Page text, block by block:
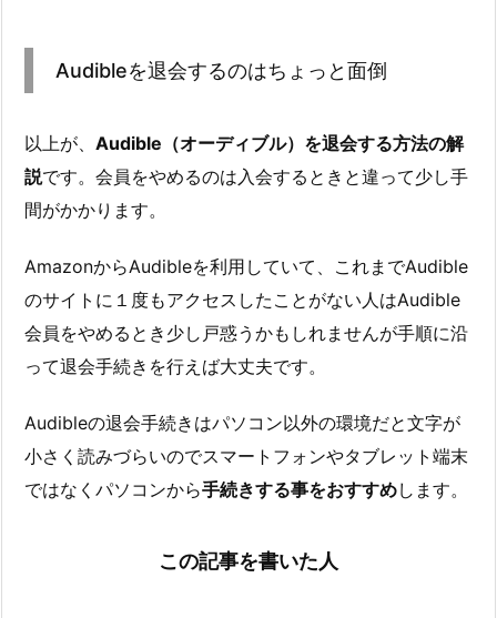
Audibleを退会するのはちょっと面倒
以上が、 Audible（オーディブル）を退会する方法の解
説です。会員をやめるのは入会するときと違って少し手
間がかかります。
AmazonからAudibleを利用していて、これまでAudible
のサイトに１度もアクセスしたことがない人はAudible
会員をやめるとき少し戸惑うかもしれませんが手順に沿
って退会手続きを行えば大丈夫です。
Audibleの退会手続きはパソコン以外の環境だと文字が
小さく読みづらいのでスマートフォンやタブレット端末
ではなくパソコンから手続きする事をおすすめします。
この記事を書いた人